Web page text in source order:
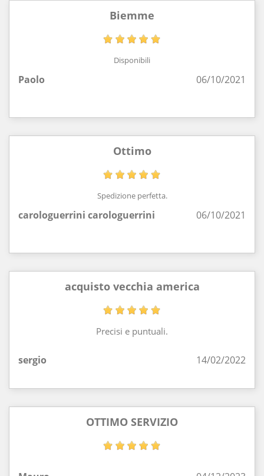
Biemme
Disponibili
Paolo 06/10/2021
Ottimo
Spedizione perfetta.
carologuerrini carologuerrini 06/10/2021
acquisto vecchia america
Precisi e puntuali.
sergio 14/02/2022
OTTIMO SERVIZIO